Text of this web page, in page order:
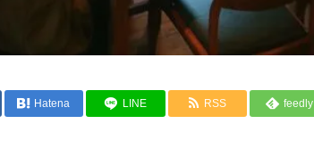
Hatena LINE RSS feedly